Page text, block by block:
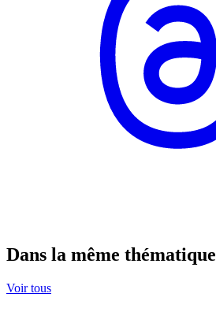
Dans la même thématique
Voir tous